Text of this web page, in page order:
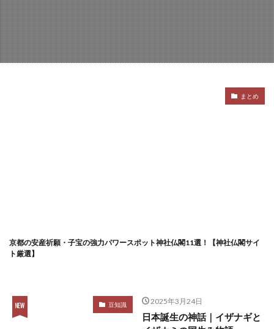
まとめ
京都の安産祈願・子宝の強力パワースポット神社仏閣11選！【神社仏閣サイ
ト厳選】
豆知識 2025年3月24日
日本誕生の神話｜イザナギと